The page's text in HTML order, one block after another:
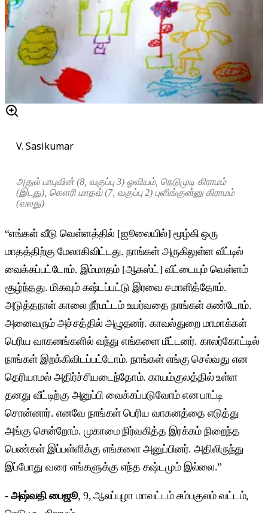
V. Sasikumar
அதுல் பாபுவின் (8, வகுப்பு 3) ஓவியம், நெடுமுடி கிராமம்
(இடது), கெளரி மாதவ் (7, வகுப்பு 2) புளிங்குன்னு கிராமம்
(வலது)
“எங்கள் வீடு வெள்ளத்தில் [ஜூலையில்] மூழ்கி ஒரு
மாதத்திற்கு மேலாகிவிட்டது. நாங்கள் அருகிலுள்ள வீட்டில்
வைக்கப்பட்டோம். இம்மாதம் [ஆகஸ்ட்] வீட்டையும் வெள்ளம்
சூழ்ந்தது. மிகவும் கஷ்டப்பட்டு இரவை சமாளித்தோம்.
அடுத்தநாள் காலை நீர்மட்டம் உயர்வதை நாங்கள் கண்டோம்.
அனைவரும் அச்சத்தில் அழுதனர். காவல்துறை மாமாக்கள்
பெரிய வாகனங்களில் வந்து எங்களை மீட்டனர். காலர்கோட்டில்
நாங்கள் இறக்கிவிடப்பட்டோம். நாங்கள் எங்கு செல்வது என
தெரியாமல் அதிர்ச்சியடைந்தோம். காயம்குலத்தில் உள்ள
தனது வீட்டிற்கு அனுப்பி வைக்கப்படுவோம் என பாட்டி
சொன்னார். எனவே நாங்கள் பெரிய வாகனத்தை எடுத்து
அங்கு சென்றோம். முகாமை நிர்வகித்த இரக்கம் நிறைந்த
பெண்கள் இப்பள்ளிக்கு எங்களை அனுப்பினர். அதிலிருந்து
இப்போது வரை எங்களுக்கு எந்த கஷ்டமும் இல்லை.”
- அஷ்வதி பைஜூ, 9, ஆலப்புழா மாவட்டம் சம்பகுலம் வட்டம்,